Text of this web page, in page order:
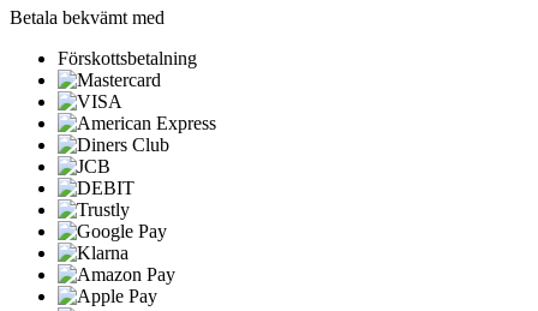
Betala bekvämt med
Förskottsbetalning